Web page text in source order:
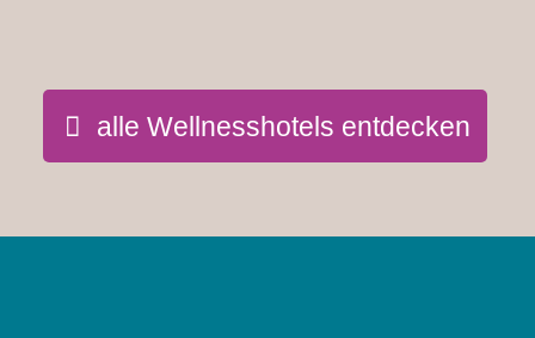
alle Wellnesshotels entdecken